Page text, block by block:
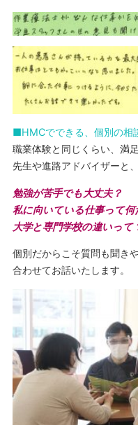
■HMCでできる、個別の相
職業体験と同じくらい、満
先生や進路アドバイザーと
勉強が苦手でも大丈夫？
私に向いている仕事って
大学と専門学校の違いって
個別だからこそ質問も聞き
合わせてお話いたします。